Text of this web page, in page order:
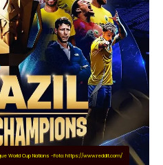
World Cup Nations -Foto: https://www.reddit.com/